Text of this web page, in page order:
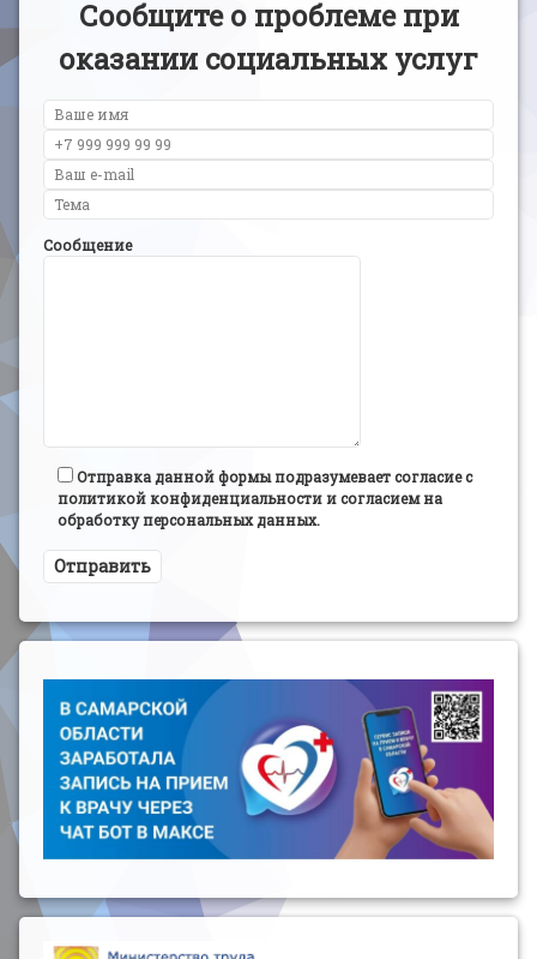
Сообщите о проблеме при
оказании социальных услуг
Сообщение
Отправка данной формы подразумевает согласие с
политикой конфиденциальности и согласием на
обработку персональных данных.